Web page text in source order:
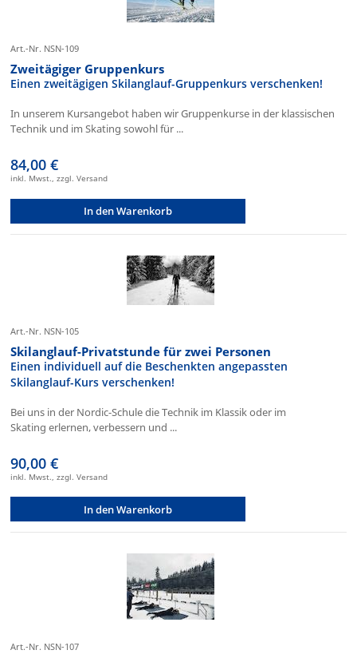
Art.-Nr. NSN-109
Zweitägiger Gruppenkurs
Einen zweitägigen Skilanglauf-Gruppenkurs verschenken!
In unserem Kursangebot haben wir Gruppenkurse in der klassischen
Technik und im Skating sowohl für ...
84,00 €
inkl. Mwst., zzgl. Versand
In den Warenkorb
Art.-Nr. NSN-105
Skilanglauf-Privatstunde für zwei Personen
Einen individuell auf die Beschenkten angepassten
Skilanglauf-Kurs verschenken!
Bei uns in der Nordic-Schule die Technik im Klassik oder im
Skating erlernen, verbessern und ...
90,00 €
inkl. Mwst., zzgl. Versand
In den Warenkorb
Art.-Nr. NSN-107